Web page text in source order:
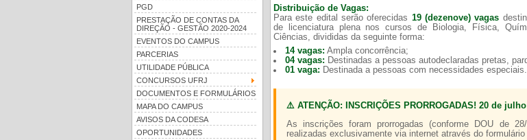
PGD
PRESTAÇÃO DE CONTAS DA
DIREÇÃO - GESTÃO 2020-2024
EVENTOS DO CAMPUS
PARCERIAS
UTILIDADE PÚBLICA
CONCURSOS UFRJ
DOCUMENTOS E FORMULÁRIOS
MAPA DO CAMPUS
AVISOS DA CODESA
OPORTUNIDADES
Distribuição de Vagas:
Para este edital serão oferecidas 19 (dezenove) vagas
de licenciatura plena nos cursos de Biologia, Física,
Ciências, divididas da seguinte forma:
14 vagas: Ampla concorrência;
04 vagas: Destinadas a pessoas autodeclaradas pretas,
01 vaga: Destinada a pessoas com necessidades especiais.
⚠️ ATENÇÃO: INSCRIÇÕES PRORROGADAS! 20 de
As inscrições foram prorrogadas (conforme DOU de
realizadas exclusivamente via internet através do
UFRJ 100 anos